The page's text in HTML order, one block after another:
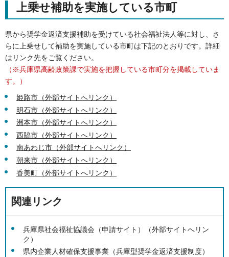
上乗せ補助を実施している市町
県から奨学金返済支援補助を受けている社会福祉法人等に対し、さ
らに上乗せして補助を実施している市町は下記のとおりです。詳細
はリンク先をご覧ください。
（※兵庫県高齢政策課で実施を把握している市町分を掲載していま
す。）
姫路市（外部サイトへリンク）
明石市（外部サイトへリンク）
洲本市（外部サイトへリンク）
西脇市（外部サイトへリンク）
南あわじ市（外部サイトへリンク）
朝来市（外部サイトへリンク）
香美町（外部サイトへリンク）
関連リンク
兵庫県社会福祉協議会（申請サイト）（外部サイトへリン
ク）
県内企業人材確保支援事業（兵庫型奨学金返済支援制度）